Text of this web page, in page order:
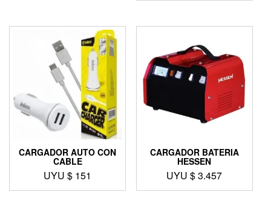
CARGADOR AUTO CON
CABLE
UYU $ 151
CARGADOR BATERIA
HESSEN
UYU $3.457